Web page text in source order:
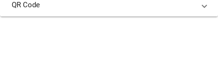
QR Code